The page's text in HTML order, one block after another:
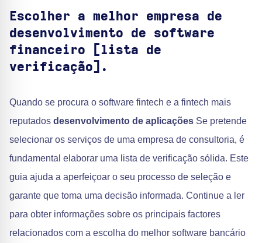
Escolher a melhor empresa de
desenvolvimento de software
financeiro [lista de
verificação].
Quando se procura o software fintech e a fintech mais
reputados desenvolvimento de aplicações Se pretende
selecionar os serviços de uma empresa de consultoria, é
fundamental elaborar uma lista de verificação sólida. Este
guia ajuda a aperfeiçoar o seu processo de seleção e
garante que toma uma decisão informada. Continue a ler
para obter informações sobre os principais factores
relacionados com a escolha do melhor software bancário